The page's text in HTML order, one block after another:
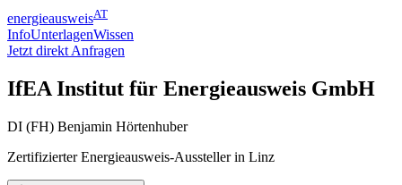
energieausweisAT
InfoUnterlagenWissen
Jetzt direkt Anfragen
IfEA Institut für Energieausweis GmbH
DI (FH) Benjamin Hörtenhuber
Zertifizierter Energieausweis-Ausstellerin Linz